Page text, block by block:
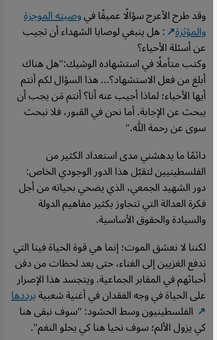
وقد طرح الأعرج سؤالًا عميقًا فيوصيته الموجزة
والمؤثرة : هل ينبغي لوصايا الشهداء أن تجيب
عن أسئلة الأحياء؟
وكتب متأملًا في استشهاده الوشيك:"هل هناك
أبلغ من فعل الاستشهاد؟... هذا السؤال لكم أنتم
أيها الأحياء؛ لماذا أجيب عنه أنا؟ أنتم مَن يجب أن
يبحث عن الإجابة. أما نحن في القبور، فلا نبحث
سوى عن رحمة الله."
دائمًا ما يدهشني مدى استعداد الكثير من
الفلسطينيين لتقبّل هذا الدور الوجودي الخاص:
دور الشهيد الجمعي، الذي يضحي بحياته من أجل
فكرة العدالة التي تتجاوز بكثير مفاهيم الدولة
والسيادة والحقوق الأساسية.
لكننا لا نعشق الموت؛ إنما هي قوة الحياة فينا التي
تدفع الغزيين إلى الغناء، حتى بعد لحظات من دفن
أحبائهم في المقابر الجماعية. ويتجسد هذا الإصرار
على الحياة في وجه الفقدان في أغنية شعبيةيرددها
الفلسطينيون وسط الحشود: "سوف نبقى هنا
كي يزول الألم؛ سوف نحيا هنا كي يحلو النغم".